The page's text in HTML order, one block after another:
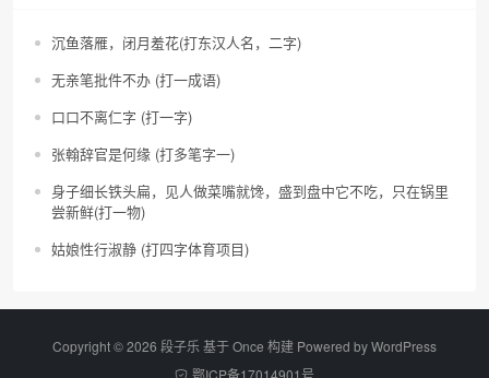
沉鱼落雁，闭月羞花(打东汉人名，二字)
无亲笔批件不办 (打一成语)
口口不离仁字 (打一字)
张翰辞官是何缘 (打多笔字一)
身子细长铁头扁，见人做菜嘴就馋，盛到盘中它不吃，只在锅里
尝新鲜(打一物)
姑娘性行淑静 (打四字体育项目)
Copyright © 2026 段子乐 基于 Once 构建 Powered byWordPress
鄂ICP备17014901号